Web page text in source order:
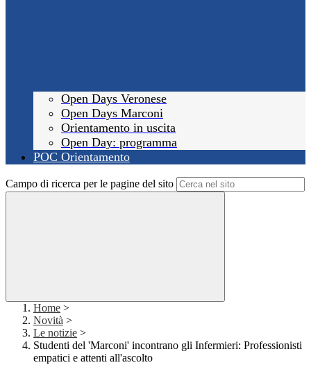
Open Days Veronese
Open Days Marconi
Orientamento in uscita
Open Day: programma
POC Orientamento
Campo di ricerca per le pagine del sito
Home >
Novità >
Le notizie >
Studenti del 'Marconi' incontrano gli Infermieri: Professionisti
empatici e attenti all'ascolto